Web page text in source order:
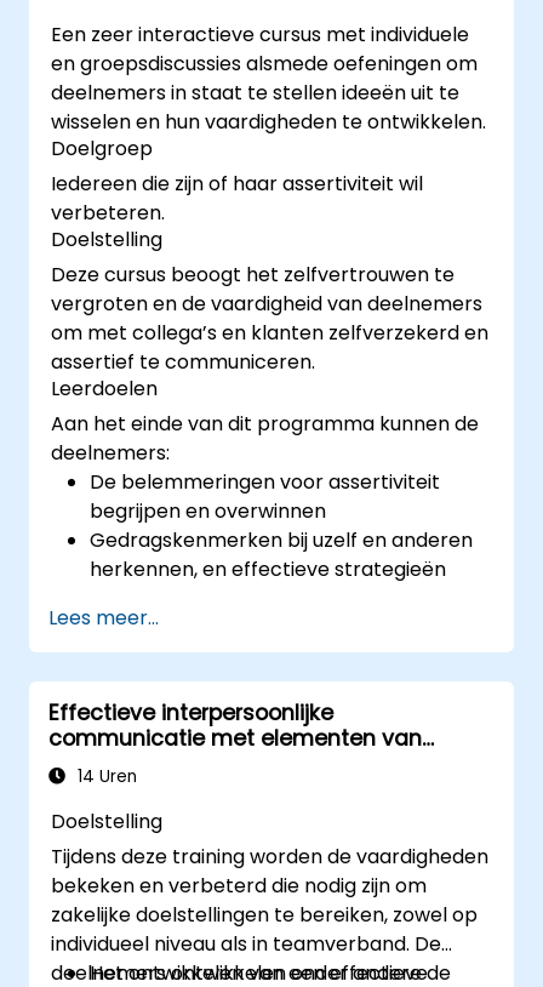
Een zeer interactieve cursus met individuele
en groepsdiscussies alsmede oefeningen om
deelnemers in staat te stellen ideeën uit te
wisselen en hun vaardigheden te ontwikkelen.
Doelgroep
Iedereen die zijn of haar assertiviteit wil
verbeteren.
Doelstelling
Deze cursus beoogt het zelfvertrouwen te
vergroten en de vaardigheid van deelnemers
om met collega’s en klanten zelfverzekerd en
assertief te communiceren.
Leerdoelen
Aan het einde van dit programma kunnen de
deelnemers:
De belemmeringen voor assertiviteit
begrijpen en overwinnen
Gedragskenmerken bij uzelf en anderen
herkennen, en effectieve strategieën
Effectief communiceren met een breed
scala aan mensen om waar mogelijk tot
win-win-situaties te komen
Moeilijke situaties goed beheersen.
Lees meer...
Effectieve interpersoonlijke
communicatie met elementen van
assertiviteit
14 Uren
Doelstelling
Tijdens deze training worden de vaardigheden
bekeken en verbeterd die nodig zijn om
zakelijke doelstellingen te bereiken, zowel op
individueel niveau als in teamverband. De
deelnemers ontwikkelen onder andere de
Het ontwikkelen van een effectieve